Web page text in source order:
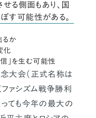
る側面もあり、国
す可能性がある。
るか
化
」を生む可能性
大会（正式名称は
ァシズム戦争勝利
っても今年の最大の